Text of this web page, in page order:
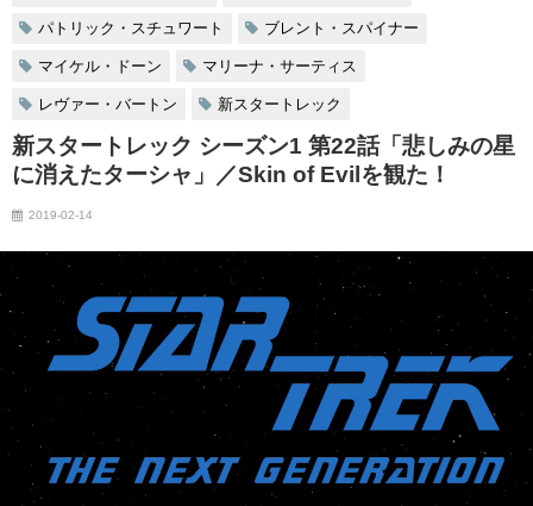
パトリック・スチュワート ブレント・スパイナー
マイケル・ドーン マリーナ・サーティス
レヴァー・バートン 新スタートレック
新スタートレック シーズン1 第22話「悲しみの星
に消えたターシャ」／Skin of Evilを観た！
2019-02-14